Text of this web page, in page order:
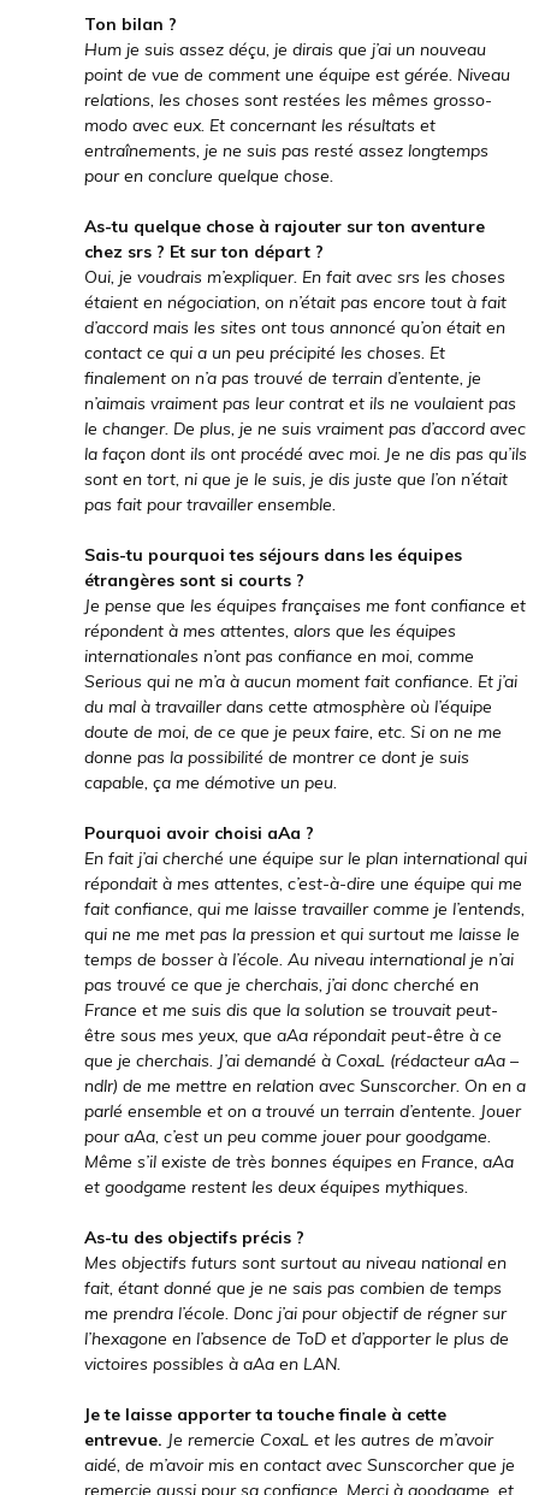
Ton bilan ?
Hum je suis assez déçu, je dirais que j’ai un nouveau
point de vue de comment une équipe est gérée. Niveau
relations, les choses sont restées les mêmes grosso-
modo avec eux. Et concernant les résultats et
entraînements, je ne suis pas resté assez longtemps
pour en conclure quelque chose.
As-tu quelque chose à rajouter sur ton aventure
chez srs ? Et sur ton départ ?
Oui, je voudrais m’expliquer. En fait avec srs les choses
étaient en négociation, on n’était pas encore tout à fait
d’accord mais les sites ont tous annoncé qu’on était en
contact ce qui a un peu précipité les choses. Et
finalement on n’a pas trouvé de terrain d’entente, je
n’aimais vraiment pas leur contrat et ils ne voulaient pas
le changer. De plus, je ne suis vraiment pas d’accord avec
la façon dont ils ont procédé avec moi. Je ne dis pas qu’ils
sont en tort, ni que je le suis, je dis juste que l’on n’était
pas fait pour travailler ensemble.
Sais-tu pourquoi tes séjours dans les équipes
étrangères sont si courts ?
Je pense que les équipes françaises me font confiance et
répondent à mes attentes, alors que les équipes
internationales n’ont pas confiance en moi, comme
Serious qui ne m’a à aucun moment fait confiance. Et j’ai
du mal à travailler dans cette atmosphère où l’équipe
doute de moi, de ce que je peux faire, etc. Si on ne me
donne pas la possibilité de montrer ce dont je suis
capable, ça me démotive un peu.
Pourquoi avoir choisi aAa ?
En fait j’ai cherché une équipe sur le plan international qui
répondait à mes attentes, c’est-à-dire une équipe qui me
fait confiance, qui me laisse travailler comme je l’entends,
qui ne me met pas la pression et qui surtout me laisse le
temps de bosser à l’école. Au niveau international je n’ai
pas trouvé ce que je cherchais, j’ai donc cherché en
France et me suis dis que la solution se trouvait peut-
être sous mes yeux, que aAa répondait peut-être à ce
que je cherchais. J’ai demandé à CoxaL (rédacteur aAa –
ndlr) de me mettre en relation avec Sunscorcher. On en a
parlé ensemble et on a trouvé un terrain d’entente. Jouer
pour aAa, c’est un peu comme jouer pour goodgame.
Même s’il existe de très bonnes équipes en France, aAa
et goodgame restent les deux équipes mythiques.
As-tu des objectifs précis ?
Mes objectifs futurs sont surtout au niveau national en
fait, étant donné que je ne sais pas combien de temps
me prendra l’école. Donc j’ai pour objectif de régner sur
l’hexagone en l’absence de ToD et d’apporter le plus de
victoires possibles à aAa en LAN.
Je te laisse apporter ta touche finale à cette
entrevue. Je remercie CoxaL et les autres de m’avoir
aidé, de m’avoir mis en contact avec Sunscorcher que je
remercie aussi pour sa confiance. Merci à goodgame, et